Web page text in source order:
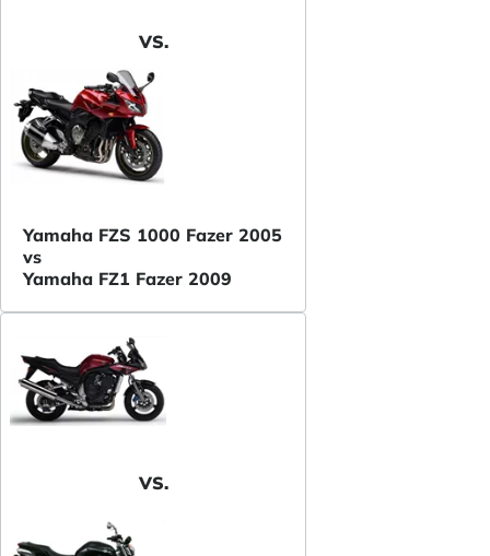
VS.
Yamaha FZS 1000 Fazer 2005
vs
Yamaha FZ1 Fazer 2009
VS.